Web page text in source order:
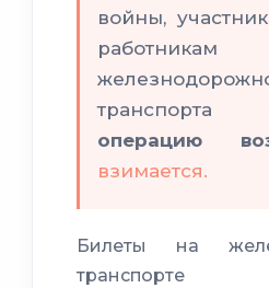
войны,
работникам
транспорта
операцию
взимается.
Билеты на
транспорте